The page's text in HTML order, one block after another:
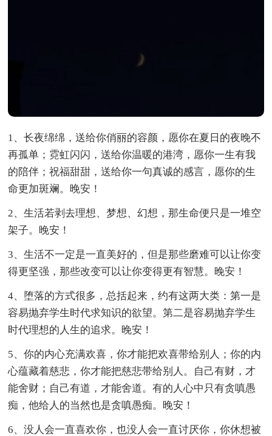
1、长夜绵绵，送给你俏丽的容颜，愿你在夏日的夜晚不
再孤单；霓虹闪闪，送给你温暖的港湾，愿你一生有我
的陪伴；祝福甜甜，送给你一句真诚的感言，愿你的生
命更加斑斓。晚安！
2、生活若剥去理想、梦想、幻想，那生命便只是一堆空
架子。晚安！
3、生活不一定是一直美好的，但是那些磨难可以让你变
得更坚强，那些改变可以让你变得更有智慧。晚安！
4、堕落的方式很多，总括起来，约有这两大类：第一是
容易抛弃学生时代求知识的欲望。第二是容易抛弃学生
时代理想的人生的追求。晚安！
5、你的内心充满欢喜，你才能把欢喜带给别人；你的内
心蕴藏着慈悲，你才能把慈悲带给别人。自己有财，才
能舍财；自己有道，才能舍道。有的人心中只有贪嗔愚
痴，他给人的当然也是贪嗔愚痴。晚安！
6、没人会一直喜欢你，也没人会一直讨厌你，你休想被